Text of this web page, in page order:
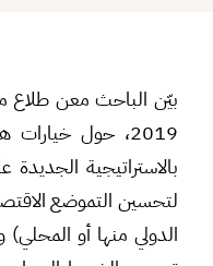
2019، حول
بالاستراتيجية
لتحسين التموضع
الدولي منها أو المحلي)